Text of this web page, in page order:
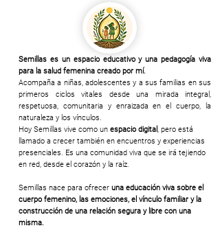
Semillas es un espacio educativo y una pedagogía viva
para la salud femenina creado por mí.
Acompaña a niñas, adolescentes y a sus familias en sus
primeros ciclos vitales desde una mirada integral,
respetuosa, comunitaria y enraizada en el cuerpo, la
naturaleza y los vínculos.
Hoy Semillas vive como un espacio digital, pero está
llamado a crecer también en encuentros y experiencias
presenciales. Es una comunidad viva que se irá tejiendo
en red, desde el corazón y la raíz.
Semillas nace para ofrecer una educación viva sobre el
cuerpo femenino, las emociones, el vínculo familiar y la
construcción de una relación segura y libre con una
misma.